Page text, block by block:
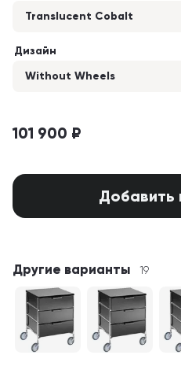
Translucent Cobalt
Дизайн
Without Wheels
101 900 ₽
Добавить
Другие варианты 19